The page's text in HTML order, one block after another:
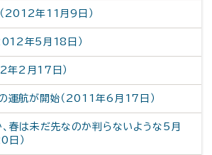
2012年11月9日）
年5月18日）
年2月17日）
運航が開始（2011年6月17日）
春は未だ先なのか判らないような5月
日）